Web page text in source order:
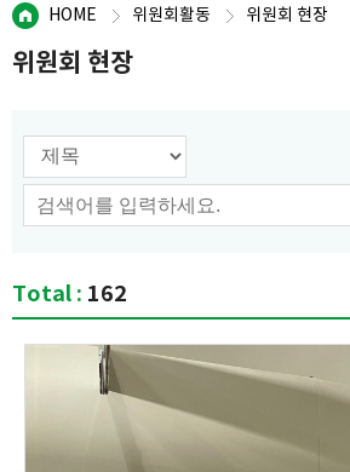
HOME 위원회활동 위원회 현장
위원회 현장
검색 옵션선택
Total : 162